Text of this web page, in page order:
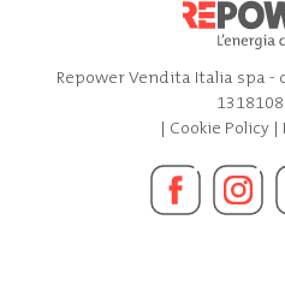
Repower Vendita Italia spa
| Cookie Policy|